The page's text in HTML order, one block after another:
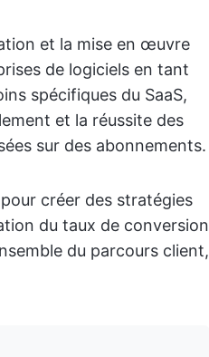
et la mise en œuvre
de logiciels en tant
spécifiques du SaaS,
et la réussite des
sur des abonnements.
pour créer des stratégies
du taux de conversion
du parcours client,